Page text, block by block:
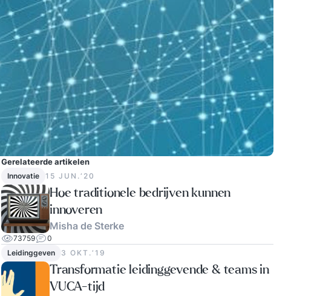
Gerelateerde artikelen
Innovatie 15 JUN.‘20
Hoe traditionele bedrijven kunnen
innoveren
Misha de Sterke
73759
0
Leidinggeven
3 OKT.‘19
Transformatie leidinggevende & teams in
VUCA-tijd